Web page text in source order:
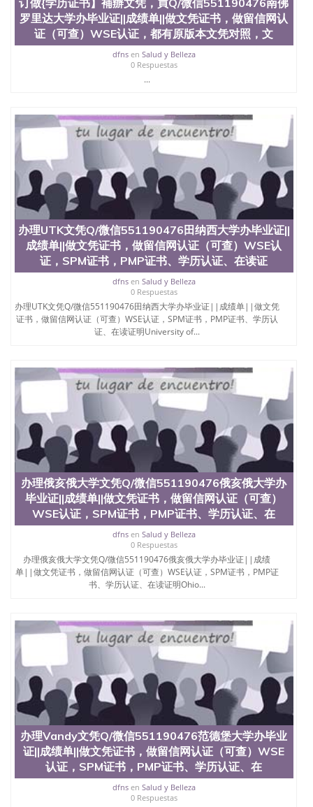
6、客户确认收到结果，付余款。 我们对海外大学及
学院的毕业证成绩单所使用的材料，尺寸大小，防伪
结构（包括：水印，阴影底纹，钢印LOGO烫金烫
银，LOGO烫金烫银复合重叠。 文字图案浮雕，激光
镭射，紫外荧光，温感，复印防伪）都有原版本文凭
对照。质量得到了广大海外客户群体的认可，同时和
业证，录取通知书，在读证明等相关材料）的版本更
新信息， 能够在时间掌握的海外学历文凭的样版，尺
寸大小，纸张材质，防伪技术等等，并在时间收集到
原版实物，以求达到客户的需求。 我们的优势： 我
们在保证合理定价的同时，坚持较高性价比，通过品
质和效率不断优化，为您倾情诠释什么是高性价比。
咨询顾问：Sam q/微信:551190476 Q/微
信:551190476办理毕业证成绩单、教育部认证,录取通
知书，雅思，留学回国证明.
公司专业制作、办理、仿制、成绩单文凭、改成绩、
教育部学历学位认证、毕业证、成绩单、文凭、学历
文凭、假文凭假毕业证假学历书制作、假制作、办
理、仿制学位证书、毕业证文凭、文凭毕业证、毕业
证认证、留服认证、使馆认证、使馆证明、使馆留学
回国人员证明、留学生认证、学历认证、文凭认证学
位认证、留学生学历认证、留学生学位认证、英国文
551190476 圣何塞州立大学毕业证（San Jose State
University）圣何塞州立大学毕业证（San Jose State
University）圣何塞州立大学毕业证（San Jose State
University）圣何塞州立大学成绩单（San Jose State
University）圣何塞州立大学成绩单（ San Jose State
University）圣何塞州立大学成绩单（San Jose State
University）成绩单圣何塞州立大学文凭（San Jose
State University）圣何塞州立大学（San Jose State
University）圣何塞州立大学（San Jose State
University）圣何塞州立大学（ San Jose State
University）圣何塞州立大学（San Jose State
University）圣何塞州立大学文凭（San Jose State
University）圣何塞州立大学文凭（San Jose State
University）文凭圣何塞州立大学文凭（San Jose
State University）圣何塞州立大学学历（ San Jose
State University）圣何塞州立大学学历（San Jose
State University）圣何塞州立大学学历（San Jose
University）圣何塞州立大学（San Jose State
University）圣何塞州立大学（San Jose State
University）圣何塞州立大学（San Jose State
University）圣何塞州立大学学位证（San Jose State
University）圣何塞州立大学学位证（San Jose State
University）圣何塞州立大学学位证（San Jose State
University）圣何塞州立大学（San Jose State
University）圣何塞州立大学（San Jose State
University）圣何塞州立大学（San Jose State
University）圣何塞州立大学（San Jose State
University）圣何塞州立大学学位证（San Jose State
University）圣何塞州立大学学位证（San Jose State
University）圣何塞州立大学结业证（San Jose State
University）圣何塞州立大学结业证（San Jose State
罗里达大学办毕业证||成绩单||做文凭证书，做留信网认
证（可查）WSE认证，都有原版本文凭对照，文
dfnsen Salud y Belleza
0 Respuestas
...
办理UTK文凭Q/微信551190476田纳西大学办毕业证||
成绩单||做文凭证书，做留信网认证（可查）WSE认
证，SPM证书，PMP证书、学历认证、在读证
dfnsen Salud y Belleza
0 Respuestas
办理UTK文凭Q/微信551190476田纳西大学办毕业证||成绩单||做文凭
证书，做留信网认证（可查）WSE认证，SPM证书，PMP证书、学历认
证、在读证明University of...
办理俄亥俄大学文凭Q/微信551190476俄亥俄大学办
毕业证||成绩单||做文凭证书，做留信网认证（可查）
WSE认证，SPM证书，PMP证书、学历认证、在
dfnsen Salud y Belleza
0 Respuestas
办理俄亥俄大学文凭Q/微信551190476俄亥俄大学办毕业证||成绩
单||做文凭证书，做留信网认证（可查）WSE认证，SPM证书，PMP证
书、学历认证、在读证明Ohio...
办理Vandy文凭Q/微信551190476范德堡大学办毕业
证||成绩单||做文凭证书，做留信网认证（可查）WSE
认证，SPM证书，PMP证书、学历认证、在
dfnsen Salud y Belleza
0 Respuestas